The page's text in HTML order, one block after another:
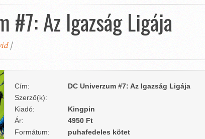
#7: Az Igazság Ligája
|
Cím:
DC Univerzum #7: Az Igazság Ligája
Szerző(k):
Kiadó:
Kingpin
Ár:
4950 Ft
Formátum:
puhafedeles kötet